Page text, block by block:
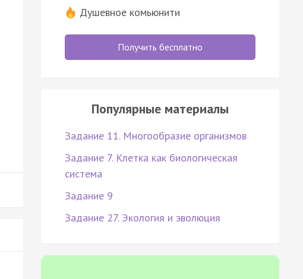
Душевное комьюнити
Получить бесплатно
Популярные материалы
Задание 11. Многообразие организмов
Задание 7. Клетка как биологическая
система
Задание 9
Задание 27. Экология и эволюция